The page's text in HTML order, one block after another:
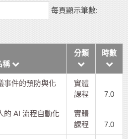
每頁顯示筆數:
稱
分類 時數
事件的預防與化
實體
課程
7.0
的 AI 流程自動化
實體
課程
7.0